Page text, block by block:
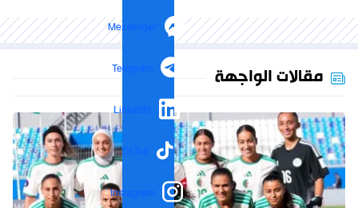
Messenger
Telegram
LinkedIn
TikTok
Instagram
مقالات الواجهة